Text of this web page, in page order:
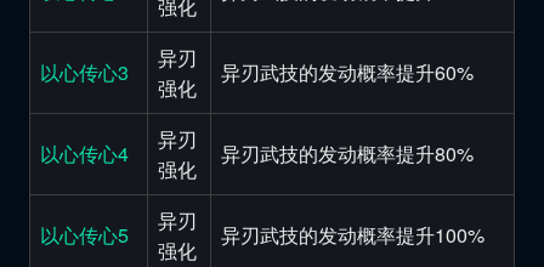
强化
以心传心3
异刃
强化
异刃武技的发动概率提升60%
以心传心4
异刃
强化
异刃武技的发动概率提升80%
以心传心5
异刃
强化
异刃武技的发动概率提升100%